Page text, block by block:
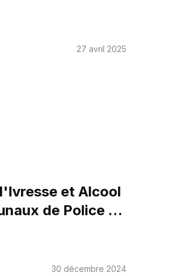
27 avril 2025
et Alcool
de Police en
30 décembre 2024